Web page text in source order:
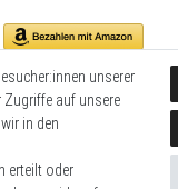
unserer
Zugriffe auf unsere
in den
erteilt oder